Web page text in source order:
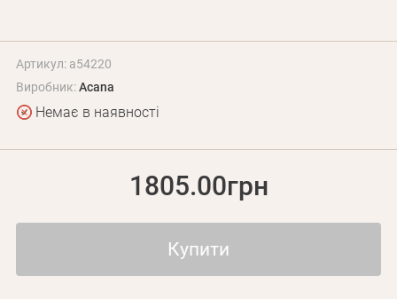
Артикул: a54220
Виробник:Acana
Немає в наявності
1805.00грн
Купити